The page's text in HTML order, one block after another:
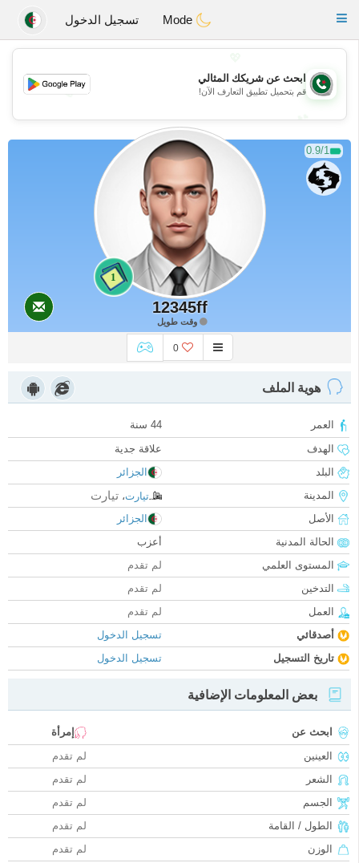
Weshrak
Toggle
تسجيل الدخول
💖
💕
ابحث عن شريكك المثالي
قم بتحميل تطبيق التعارف الآن!
0.9/1
1
12345ff
وقت طويل
0
هوية الملف
العمر
44 سنة
الهدف
علاقة جدية
البلد
الجزائر
المدينة
تيارت، تيارت
الأصل
الجزائر
الحالة المدنية
أعزب
المستوى العلمي
لم تقدم
التدخين
لم تقدم
العمل
لم تقدم
أصدقائي
تسجيل الدخول
تاريخ التسجيل
تسجيل الدخول
بعض المعلومات الإضافية
ابحث عن
إمرأة
العينين
لم تقدم
الشعر
لم تقدم
الجسم
لم تقدم
الطول / القامة
لم تقدم
الوزن
لم تقدم